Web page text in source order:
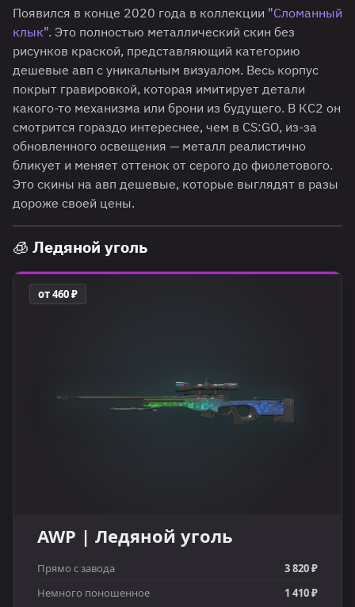
Появился в конце 2020 года в коллекции "Сломанный
клык". Это полностью металлический скин без
рисунков краской, представляющий категорию
дешевые авп с уникальным визуалом. Весь корпус
покрыт гравировкой, которая имитирует детали
какого-то механизма или брони из будущего. В КС2 он
смотрится гораздо интереснее, чем в CS:GO, из-за
обновленного освещения — металл реалистично
бликует и меняет оттенок от серого до фиолетового.
Это скины на авп дешевые, которые выглядят в разы
дороже своей цены.
🧊 Ледяной уголь
от 460 ₽
AWP | Ледяной уголь
Прямо с завода
3 820 ₽
Немного поношенное
1 410 ₽